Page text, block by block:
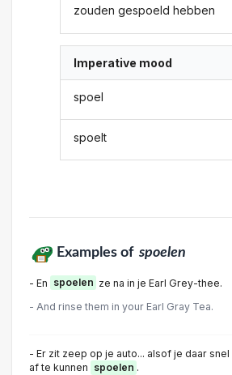
zouden gespoeld hebben
Imperative mood
spoel
spoelt
Examples of spoelen
- En spoelen ze na in je Earl Grey-thee.
- And rinse them in your Earl Gray Tea.
- Er zit zeep op je auto... alsof je daar
af te kunnen spoelen .